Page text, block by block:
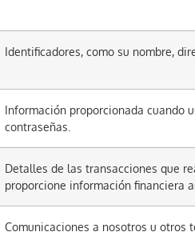
Identificadores, como su nombre,
Información proporcionada cuando
contraseñas.
Detalles de las transacciones que
proporcione información financiera
Comunicaciones a nosotros u otros